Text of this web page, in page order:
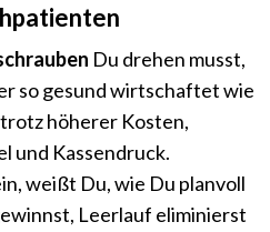
Du drehen musst,
so gesund wirtschaftet wie
höherer Kosten,
und Kassendruck.
weißt Du, wie Du planvoll
Leerlauf eliminierst